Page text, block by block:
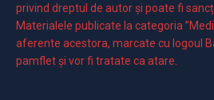
privind dreptul de autor și poate fi
Materialele publicate la categoria
aferente acestora, marcate cu logoul
pamflet și vor fi tratate ca atare.